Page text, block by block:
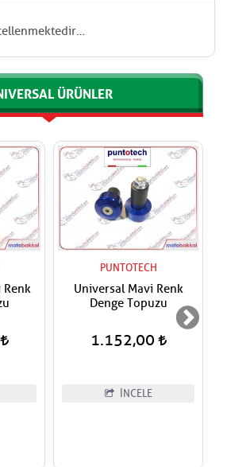
ÜRÜNLER
Renk
PUNTOTECH
Universal Mavi Renk
Denge Topuzu
1.152,00
İNCELE